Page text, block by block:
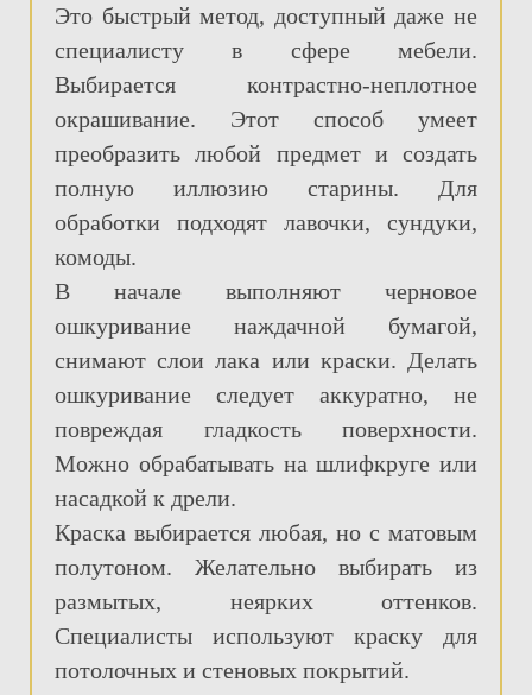
Это быстрый метод, доступный даже не
специалисту в сфере мебели.
Выбирается контрастно-неплотное
окрашивание. Этот способ умеет
преобразить любой предмет и создать
полную иллюзию старины. Для
обработки подходят лавочки, сундуки,
комоды.
В начале выполняют черновое
ошкуривание наждачной бумагой,
снимают слои лака или краски. Делать
ошкуривание следует аккуратно, не
повреждая гладкость поверхности.
Можно обрабатывать на шлифкруге или
насадкой к дрели.
Краска выбирается любая, но с матовым
полутоном. Желательно выбирать из
размытых, неярких оттенков.
Специалисты используют краску для
потолочных и стеновых покрытий.